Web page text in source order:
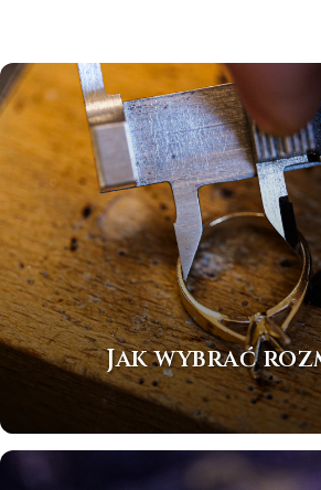
Jak wybrać